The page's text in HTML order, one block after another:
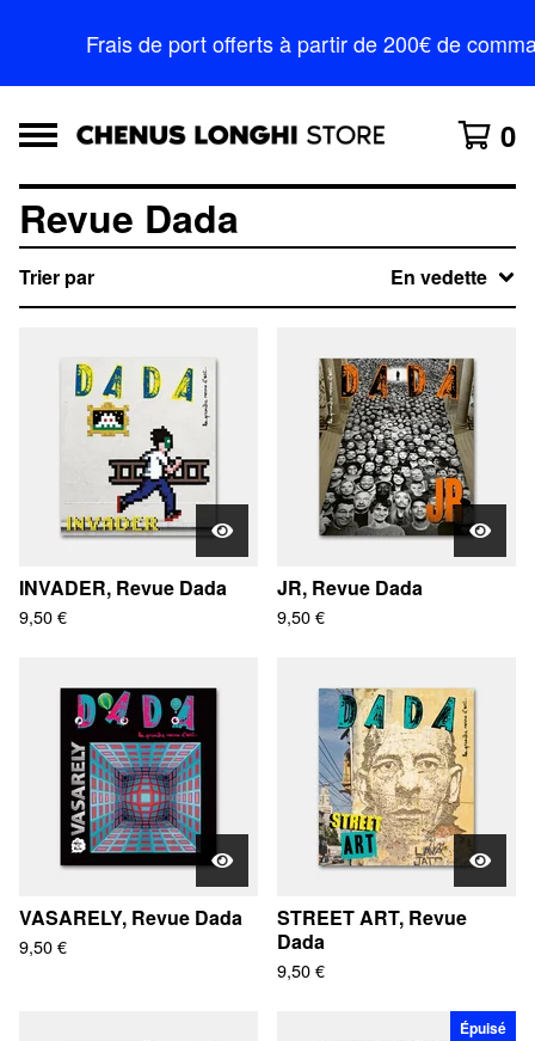
Frais de port offerts à partir de 200€ de
0
Revue Dada
Trier par En vedette
INVADER, Revue Dada
9,50€
JR, Revue Dada
9,50€
VASARELY, Revue Dada
9,50€
STREET ART, Revue
Dada
9,50€
Épuisé